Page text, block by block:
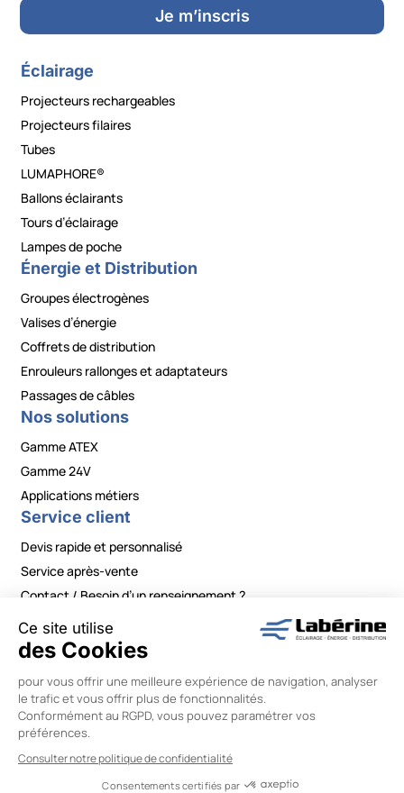
Je m’inscris
Éclairage
Projecteurs rechargeables
Projecteurs filaires
Tubes
LUMAPHORE®
Ballons éclairants
Tours d’éclairage
Lampes de poche
Énergie et Distribution
Groupes électrogènes
Valises d’énergie
Coffrets de distribution
Enrouleurs rallonges et adaptateurs
Passages de câbles
Nos solutions
Gamme ATEX
Gamme 24V
Applications métiers
Service client
Devis rapide et personnalisé
Service après-vente
Contact / Besoin d’un renseignement ?
Mentions légales |Politiques de confidentialité
Conditions générales de vente|
Modifier vos préférences en matière de cookies
Labérine Énergie © 2026 –Réalisation Wiboo